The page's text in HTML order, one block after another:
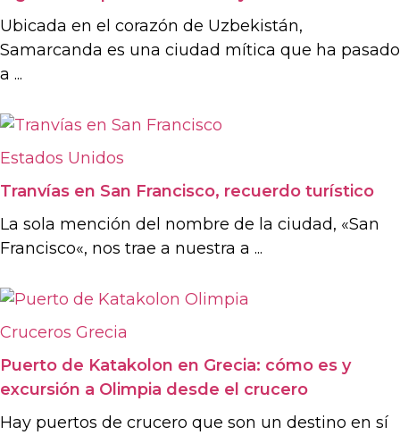
Ubicada en el corazón de Uzbekistán,
Samarcanda es una ciudad mítica que ha pasado
a ...
Estados Unidos
Tranvías en San Francisco, recuerdo turístico
La sola mención del nombre de la ciudad, «San
Francisco«, nos trae a nuestra a ...
Cruceros Grecia
Puerto de Katakolon en Grecia: cómo es y
excursión a Olimpia desde el crucero
Hay puertos de crucero que son un destino en sí